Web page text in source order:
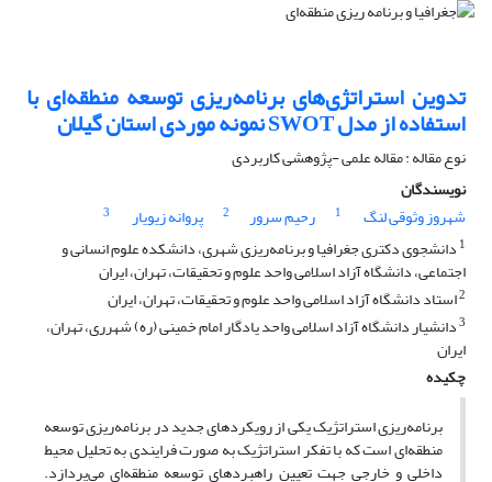
تدوین استراتژی‌های برنامه‌ریزی توسعه منطقه‌ای با
استفاده از مدل SWOT نمونه موردی استان گیلان
نوع مقاله : مقاله علمی -پژوهشی کاربردی
نویسندگان
شهروز وثوقی لنگ
1 رحیم سرور 2 پروانه زیویار
3
1 دانشجوی دکتری جغرافیا و برنامه‌ریزی شهری، دانشکده علوم انسانی و
اجتماعی، دانشگاه آزاد اسلامی واحد علوم و تحقیقات، تهران، ایران
2استاد دانشگاه آزاد اسلامی واحد علوم و تحقیقات، تهران، ایران
3دانشیار دانشگاه آزاد اسلامی واحد یادگار امام خمینی (ره) شهرری، تهران،
ایران
چکیده
برنامه‌ریزی استراتژیک یکی از رویکردهای جدید در برنامه‌ریزی توسعه
منطقه‌ای است که با تفکر استراتژیک به صورت فرایندی به تحلیل محیط
داخلی و خارجی جهت تعیین راهبردهای توسعه منطقه‌ای می‌پردازد.